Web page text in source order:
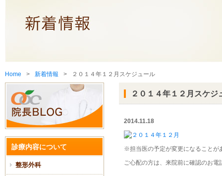
Home 新着情報 ２０１４年１２月スケジュール
２０１４年１２月スケジ
2014.11.18
※担当医の予定が変更になることが
ご心配の方は、来院前に確認のお電
診療内容について
整形外科